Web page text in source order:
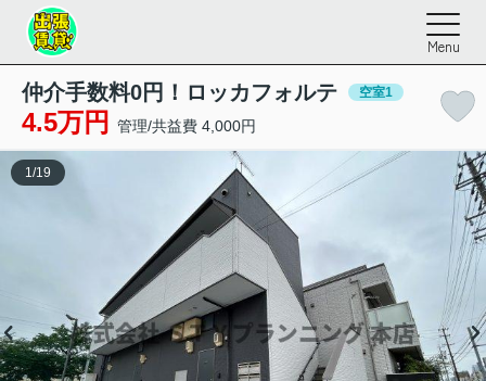
Menu
仲介手数料0円！ロッカフォルテ 空室1
4.5万円 管理/共益費 4,000円
1 /19